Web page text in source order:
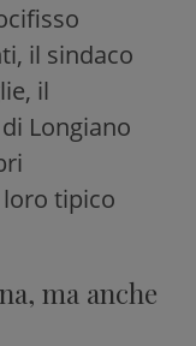
il sindaco
il
Longiano
tipico
ma anche